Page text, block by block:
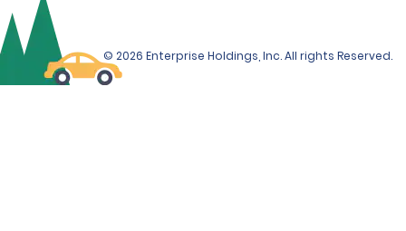
© 2026 Enterprise Holdings, Inc. All rights Reserved.